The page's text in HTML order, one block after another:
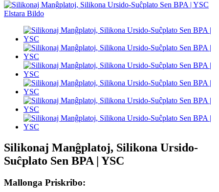
Silikonaj Manĝplatoj, Silikona Ursido-
Suĉplato Sen BPA | YSC
Mallonga Priskribo: